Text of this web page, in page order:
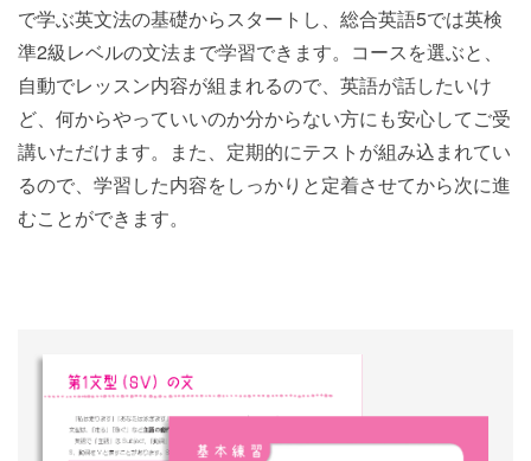
で学ぶ英文法の基礎からスタートし、総合英語5では英検
準2級レベルの文法まで学習できます。コースを選ぶと、
自動でレッスン内容が組まれるので、英語が話したいけ
ど、何からやっていいのか分からない方にも安心してご受
講いただけます。また、定期的にテストが組み込まれてい
るので、学習した内容をしっかりと定着させてから次に進
むことができます。